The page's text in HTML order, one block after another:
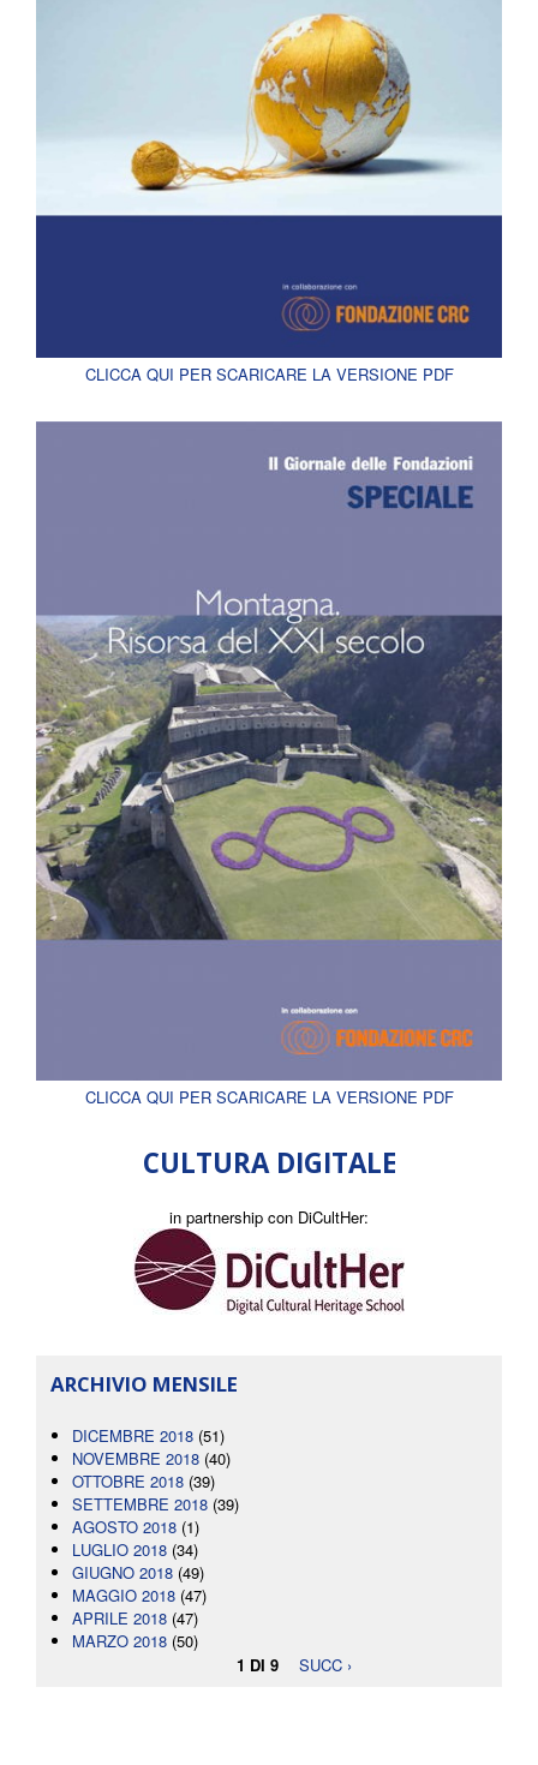
CLICCA QUI PER SCARICARE LA VERSIONE PDF
CLICCA QUI PER SCARICARE LA VERSIONE PDF
CULTURA DIGITALE
in partnership con DiCultHer:
ARCHIVIO MENSILE
DICEMBRE 2018 (51)
NOVEMBRE 2018 (40)
OTTOBRE 2018 (39)
SETTEMBRE 2018 (39)
AGOSTO 2018 (1)
LUGLIO 2018 (34)
GIUGNO 2018 (49)
MAGGIO 2018 (47)
APRILE 2018 (47)
MARZO 2018 (50)
1 DI 9
SUCC ›